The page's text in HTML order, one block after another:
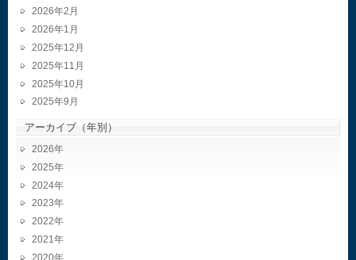
2026年2月
2026年1月
2025年12月
2025年11月
2025年10月
2025年9月
アーカイブ（年別）
2026
2025
2024
2023
2022
2021
2020